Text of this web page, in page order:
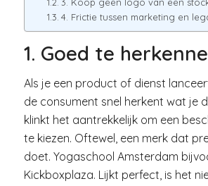
3. Koop geen logo van een
4. Frictie tussen marketing en
1. Goed te
Als je een product of dienst
de consument snel herkent wat je
klinkt het aantrekkelijk om een
te kiezen. Oftewel, een merk dat
doet. Yogaschool Amsterdam
Kickboxplaza. Lijkt perfect, is het